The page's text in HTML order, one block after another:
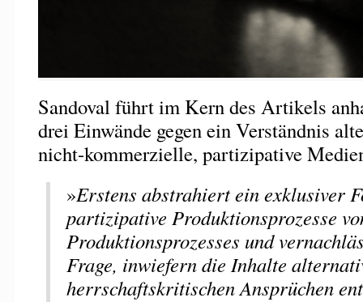
Sandoval führt im Kern des Artikels
drei Einwände gegen ein Verständnis
nicht-kommerzielle, partizipative
»Erstens abstrahiert ein exklusiver
partizipative Produktionsprozesse
Produktionsprozesses und
Frage, inwiefern die Inhalte
herrschaftskritischen Ansprüchen